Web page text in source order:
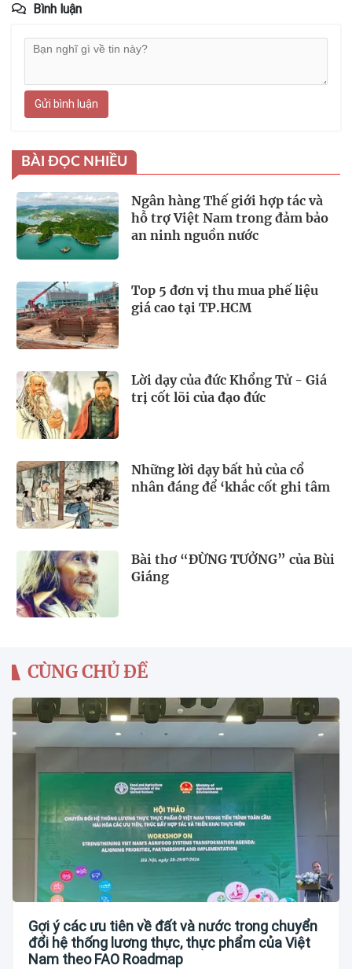
Bình luận
Gửi bình luận
BÀI ĐỌC NHIỀU
Ngân hàng Thế giới hợp tác và
hỗ trợ Việt Nam trong đảm bảo
an ninh nguồn nước
Top 5 đơn vị thu mua phế liệu
giá cao tại TP.HCM
Lời dạy của đức Khổng Tử - Giá
trị cốt lõi của đạo đức
Những lời dạy bất hủ của cổ
nhân đáng để ‘khắc cốt ghi tâm
Bài thơ “ĐỪNG TƯỞNG” của Bùi
Giáng
CÙNG CHỦ ĐỀ
Gợi ý các ưu tiên về đất và nước trong chuyển
đổi hệ thống lương thực, thực phẩm của Việt
Nam theo FAO Roadmap